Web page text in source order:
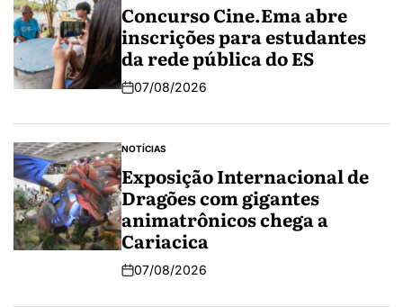
Concurso Cine.Ema abre
inscrições para estudantes
da rede pública do ES
07/08/2026
NOTÍCIAS
Exposição Internacional de
Dragões com gigantes
animatrônicos chega a
Cariacica
07/08/2026